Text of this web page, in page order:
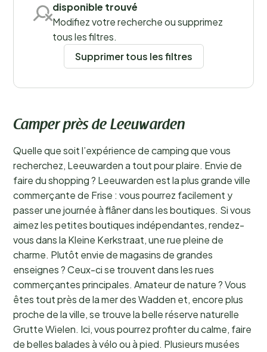
disponible trouvé
Modifiez votre recherche ou supprimez
tous les filtres.
Supprimer tous les filtres
Camper près de Leeuwarden
Quelle que soit l’expérience de camping que vous
recherchez, Leeuwarden a tout pour plaire. Envie de
faire du shopping ? Leeuwarden est la plus grande ville
commerçante de Frise : vous pourrez facilement y
passer une journée à flâner dans les boutiques. Si vous
aimez les petites boutiques indépendantes, rendez-
vous dans la Kleine Kerkstraat, une rue pleine de
charme. Plutôt envie de magasins de grandes
enseignes ? Ceux-ci se trouvent dans les rues
commerçantes principales. Amateur de nature ? Vous
êtes tout près de la mer des Wadden et, encore plus
proche de la ville, se trouve la belle réserve naturelle
Grutte Wielen. Ici, vous pourrez profiter du calme, faire
de belles balades à vélo ou à pied. Plusieurs musées